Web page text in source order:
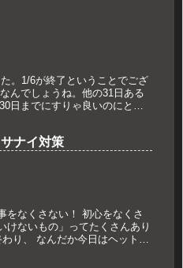
。1/6が終了ということでござ
んでしょうね。他の31日ある
日までにすりゃ良いのにと思
ナイ対策
をなくさない！ 初心をなくさ
けないもの」ってたくさんあり
り、 なんだか今日はヘットヘ